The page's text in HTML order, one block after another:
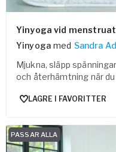
Yinyoga vid
Yinyoga med Sandra
Mjukna, släpp
och återhämtning när
LAGRE I FAVORITTER
PASSAR ALLA